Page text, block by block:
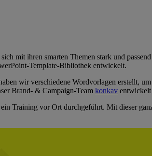
mit ihren smarten Themen stark und
Template-Bibliothek entwickelt.
wir verschiedene Wordvorlagen erstellt,
Brand- & Campaign-Team konkav entwickelt
ein Training vor Ort durchgeführt. Mit dieser